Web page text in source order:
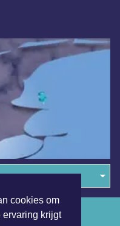
cookies om
ervaring krijgt